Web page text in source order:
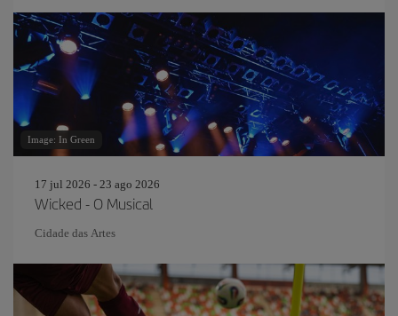
Image: In Green
17 jul 2026 - 23 ago 2026
Wicked - O Musical
Cidade das Artes